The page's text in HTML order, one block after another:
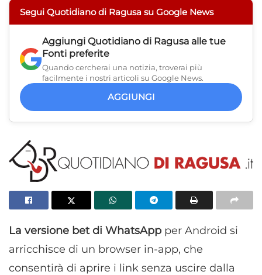
Segui Quotidiano di Ragusa su Google News
Aggiungi Quotidiano di Ragusa alle tue
Fonti preferite
Quando cercherai una notizia, troverai più
facilmente i nostri articoli su Google News.
AGGIUNGI
La versione bet di WhatsApp per Android si
arricchisce di un browser in-app, che
consentirà di aprire i link senza uscire dalla